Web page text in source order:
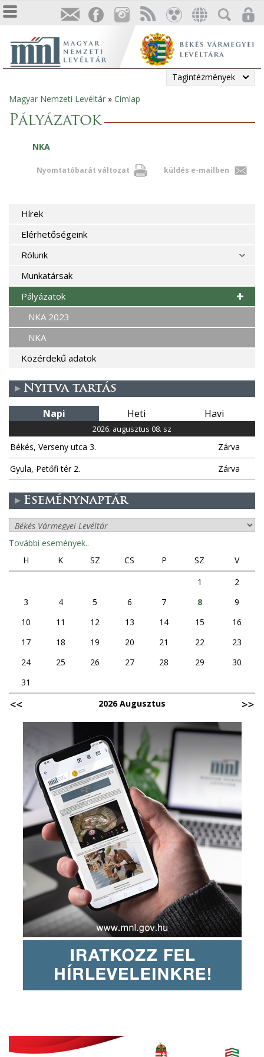
Tagintézmények
Jelenlegi
hely
Magyar Nemzeti Levéltár » Címlap
Pályázatok
NKA
Nyomtatóbarát változat küldés e-mailben
Hírek
Elérhetőségeink
Rólunk
Munkatársak
Pályázatok
NKA 2023
NKA
Közérdekű adatok
Nyitva tartás
Napi Heti Havi
2026. augusztus 08. sz
Békés, Verseny utca 3.
Zárva
Gyula, Petőfi tér 2.
Zárva
Eseménynaptár
További események..
H
K SZ CS P SZ
V
1
2
3
4 5 6 7 8
9
10
11 12 13 14 15
16
17
18 19 20 21 22
23
24
25 26 27 28 29
30
31
2026 Augusztus